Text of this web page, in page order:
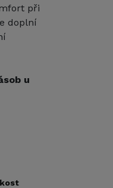
při
doplní
u